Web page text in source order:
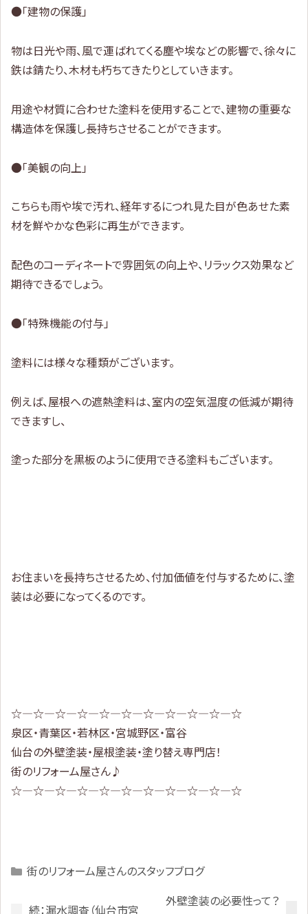
●「建物の保護」
物は日光や雨、風で運ばれてくる塵や埃などの影響で、徐々に
鉄は錆たり、木材も朽ちてきたりとしていきます。
用途や材質に合わせた塗料を使用することで、建物の重要な
構造体を保護し長持ちさせることができます。
●「美観の向上」
こちらも雨や埃で汚れ、経年するにつれ見た目が色あせた素
材を鮮やかな色彩に再生ができます。
配色のコーディネートで雰囲気の向上や、リラックス効果など
期待できるでしょう。
●「特殊機能の付与」
塗料には様々な種類がございます。
例えば、屋根への遮熱塗料は、室内の空気温度の低減が期待
できますし、
塗った部分を黒板のように使用できる塗料もございます。
お住まいを長持ちさせるため、付加価値を付与するために、塗
装は必要になってくるのです。
☆—☆—☆—☆—☆—☆—☆—☆—☆—☆—☆
泉区・青葉区・若林区・宮城野区・富谷
仙台の外壁塗装・屋根塗装・塗り替え専門店！
街のリフォーム屋さん♪
☆—☆—☆—☆—☆—☆—☆—☆—☆—☆—☆
Categories
街のリフォーム屋さんのスタッフブログ
続：漏水調査（仙台市宮
外壁塗装の必要性って？